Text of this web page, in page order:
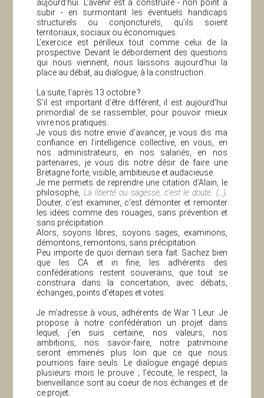
aujourd’hui. L’avenir est à construire - non point à
subir - en surmontant les éventuels handicaps
structurels ou conjoncturels, qu’ils soient
territoriaux, sociaux ou économiques.
L’exercice est périlleux tout comme celui de la
prospective. Devant le débordement des questions
qui nous viennent, nous laissons aujourd’hui la
place au débat, au dialogue, à la construction.
La suite, l’après 13 octobre ?
S’il est important d’être différent, il est aujourd’hui
primordial de se rassembler, pour pouvoir mieux
vivre nos pratiques.
Je vous dis notre envie d’avancer, je vous dis ma
confiance en l’intelligence collective, en vous, en
nos administrateurs, en nos salariés, en nos
partenaires, je vous dis notre désir de faire une
Bretagne forte, visible, ambitieuse et audacieuse.
Je me permets de reprendre une citation d’Alain, le
philosophe, La liberté ou sagesse, c’est le doute. (…).
Douter, c’est examiner, c’est démonter et remonter
les idées comme des rouages, sans prévention et
sans précipitation.
Alors, soyons libres, soyons sages, examinons,
démontons, remontons, sans précipitation.
Peu importe de quoi demain sera fait. Sachez bien
que les CA et in fine, les adhérents des
confédérations restent souverains, que tout se
construira dans la concertation, avec débats,
échanges, points d’étapes et votes.
Je m’adresse à vous, adhérents de War ‘l Leur. Je
propose à notre confédération un projet dans
lequel, j’en suis certaine, nos valeurs, nos
ambitions, nos savoir-faire, notre patrimoine
seront emmenés plus loin que ce que nous
pourrions faire seuls. Le dialogue engagé depuis
plusieurs mois le prouve ; l’écoute, le respect, la
bienveillance sont au coeur de nos échanges et de
ce projet.